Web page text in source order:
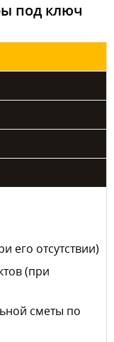
под ключ
его отсутствии)
(при
сметы по